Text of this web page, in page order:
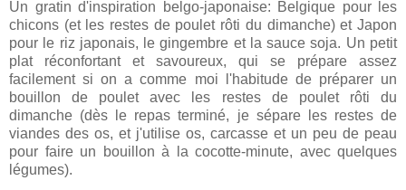
Un gratin d'inspiration belgo-japonaise: Belgique pour les
chicons (et les restes de poulet rôti du dimanche) et Japon
pour le riz japonais, le gingembre et la sauce soja. Un petit
plat réconfortant et savoureux, qui se prépare assez
facilement si on a comme moi l'habitude de préparer un
bouillon de poulet avec les restes de poulet rôti du
dimanche (dès le repas terminé, je sépare les restes de
viandes des os, et j'utilise os, carcasse et un peu de peau
pour faire un bouillon à la cocotte-minute, avec quelques
légumes).